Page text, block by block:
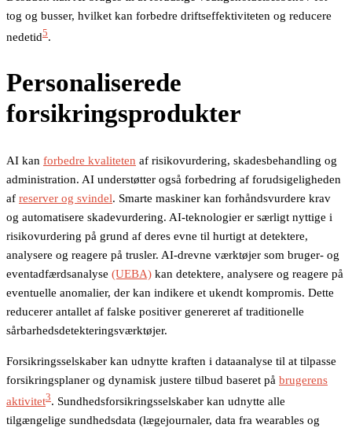
tog og busser, hvilket kan forbedre driftseffektiviteten og reducere
nedetid5.
Personaliserede
forsikringsprodukter
AI kan forbedre kvaliteten af risikovurdering, skadesbehandling og
administration. AI understøtter også forbedring af forudsigeligheden
af reserver og svindel. Smarte maskiner kan forhåndsvurdere krav
og automatisere skadevurdering. AI-teknologier er særligt nyttige i
risikovurdering på grund af deres evne til hurtigt at detektere,
analysere og reagere på trusler. AI-drevne værktøjer som bruger- og
eventadfærdsanalyse (UEBA) kan detektere, analysere og reagere på
eventuelle anomalier, der kan indikere et ukendt kompromis. Dette
reducerer antallet af falske positiver genereret af traditionelle
sårbarhedsdetekteringsværktøjer.
Forsikringsselskaber kan udnytte kraften i dataanalyse til at tilpasse
forsikringsplaner og dynamisk justere tilbud baseret på brugerens
aktivitet3. Sundhedsforsikringsselskaber kan udnytte alle
tilgængelige sundhedsdata (lægejournaler, data fra wearables og